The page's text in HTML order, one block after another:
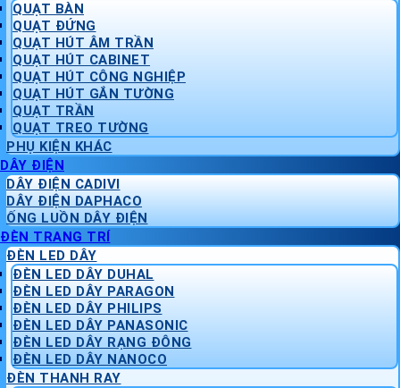
QUẠT BÀN
QUẠT ĐỨNG
QUẠT HÚT ÂM TRẦN
QUẠT HÚT CABINET
QUẠT HÚT CÔNG NGHIỆP
QUẠT HÚT GẮN TƯỜNG
QUẠT TRẦN
QUẠT TREO TƯỜNG
PHỤ KIỆN KHÁC
DÂY ĐIỆN
DÂY ĐIỆN CADIVI
DÂY ĐIỆN DAPHACO
ỐNG LUỒN DÂY ĐIỆN
ĐÈN TRANG TRÍ
ĐÈN LED DÂY
ĐÈN LED DÂY DUHAL
ĐÈN LED DÂY PARAGON
ĐÈN LED DÂY PHILIPS
ĐÈN LED DÂY PANASONIC
ĐÈN LED DÂY RẠNG ĐÔNG
ĐÈN LED DÂY NANOCO
ĐÈN THANH RAY